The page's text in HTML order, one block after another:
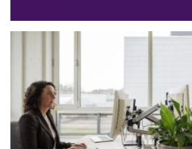
Panel Gezonde Gemeente